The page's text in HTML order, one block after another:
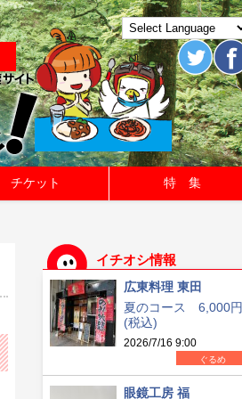
チケット 特 集
イチオシ情報
広東料理 東田
夏のコース 6,000円
(税込)
2026/7/16 9:00
ぐるめ
眼鏡工房 福